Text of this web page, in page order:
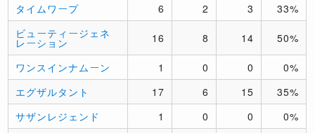
タイムワープ
6 2 3
33%
ビューティージェネ
レーション 16 8 14 50%
ワンスインナムーン 1 0 0
0%
エグザルタント
17 6 15
35%
サザンレジェンド
1 0 0 0%